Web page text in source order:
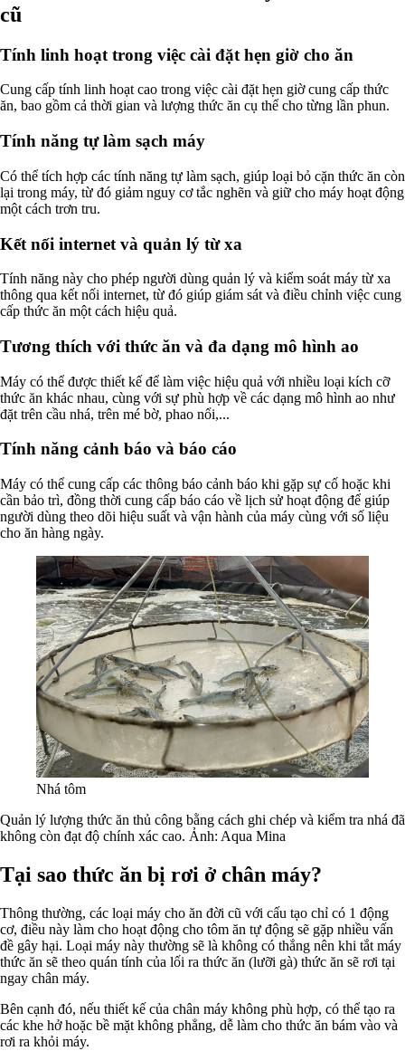
cũ
Tính linh hoạt trong việc cài đặt hẹn giờ cho ăn
Cung cấp tính linh hoạt cao trong việc cài đặt hẹn giờ cung cấp thức
ăn, bao gồm cả thời gian và lượng thức ăn cụ thể cho từng lần phun.
Tính năng tự làm sạch máy
Có thể tích hợp các tính năng tự làm sạch, giúp loại bỏ cặn thức ăn còn
lại trong máy, từ đó giảm nguy cơ tắc nghẽn và giữ cho máy hoạt động
một cách trơn tru.
Kết nối internet và quản lý từ xa
Tính năng này cho phép người dùng quản lý và kiểm soát máy từ xa
thông qua kết nối internet, từ đó giúp giám sát và điều chỉnh việc cung
cấp thức ăn một cách hiệu quả.
Tương thích với thức ăn và đa dạng mô hình ao
Máy có thể được thiết kế để làm việc hiệu quả với nhiều loại kích cỡ
thức ăn khác nhau, cùng với sự phù hợp về các dạng mô hình ao như
đặt trên cầu nhá, trên mé bờ, phao nổi,...
Tính năng cảnh báo và báo cáo
Máy có thể cung cấp các thông báo cảnh báo khi gặp sự cố hoặc khi
cần bảo trì, đồng thời cung cấp báo cáo về lịch sử hoạt động để giúp
người dùng theo dõi hiệu suất và vận hành của máy cùng với số liệu
cho ăn hàng ngày.
Nhá tôm
Quản lý lượng thức ăn thủ công bằng cách ghi chép và kiểm tra nhá đã
không còn đạt độ chính xác cao. Ảnh: Aqua Mina
Tại sao thức ăn bị rơi ở chân máy?
Thông thường, các loại máy cho ăn đời cũ với cấu tạo chỉ có 1 động
cơ, điều này làm cho hoạt động cho tôm ăn tự động sẽ gặp nhiều vấn
đề gây hại. Loại máy này thường sẽ là không có thắng nên khi tắt máy
thức ăn sẽ theo quán tính của lối ra thức ăn (lưỡi gà) thức ăn sẽ rơi tại
ngay chân máy.
Bên cạnh đó, nếu thiết kế của chân máy không phù hợp, có thể tạo ra
các khe hở hoặc bề mặt không phẳng, dễ làm cho thức ăn bám vào và
rơi ra khỏi máy.